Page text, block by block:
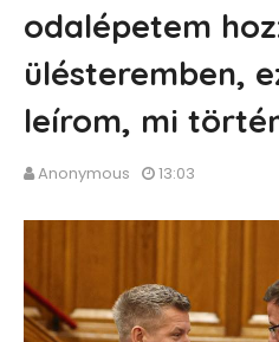
odalépetem
ülésteremben,
leírom, mi
Anonymous 13:03